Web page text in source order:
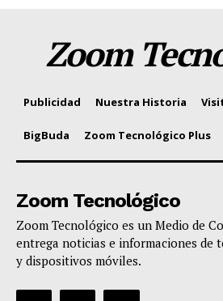
Zoom
Publicidad Nuestra Historia
BigBuda Zoom Tecnológico Plus
Zoom Tecnológico
Zoom Tecnológico es un Medio de
entrega noticias e informaciones de
y dispositivos móviles.